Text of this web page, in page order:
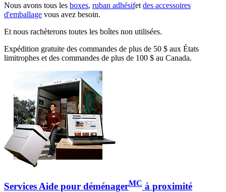
Nous avons tous les boxes, ruban adhésifet des accessoires
d'emballage vous avez besoin.
Et nous rachèterons toutes les boîtes non utilisées.
Expédition gratuite des commandes de plus de 50 $ aux États
limitrophes et des commandes de plus de 100 $ au Canada.
Services Aide pour déménagerMC à proximité